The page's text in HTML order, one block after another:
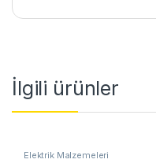
İlgili ürünler
Elektrik Malzemeleri